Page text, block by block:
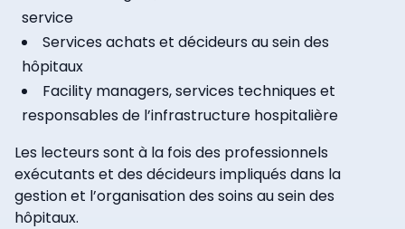
service
Services achats et décideurs au sein des
hôpitaux
Facility managers, services techniques et
responsables de l’infrastructure hospitalière
Les lecteurs sont à la fois des professionnels
exécutants et des décideurs impliqués dans la
gestion et l’organisation des soins au sein des
hôpitaux.